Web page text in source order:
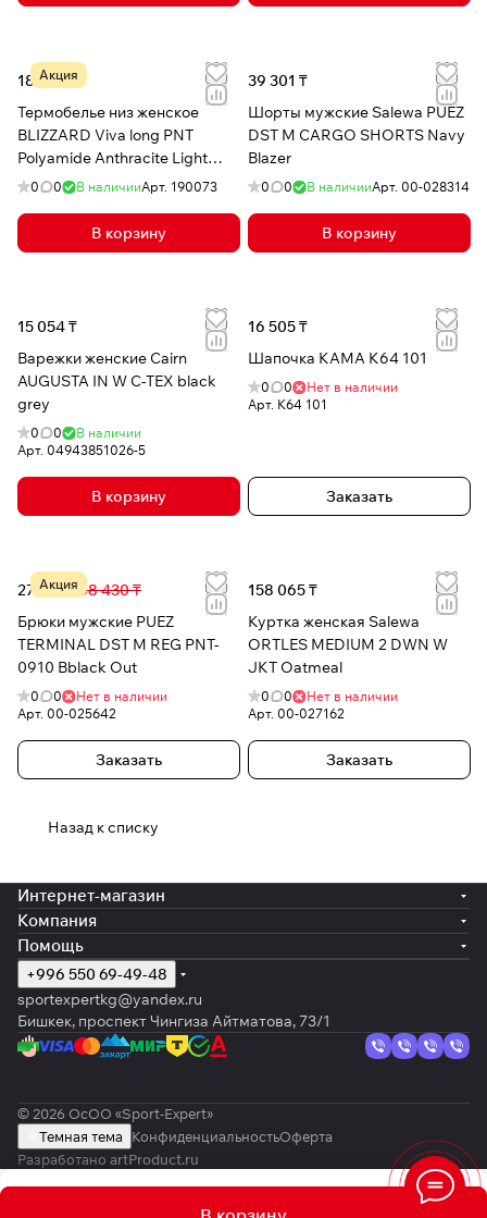
Акция
18 011 ₸
Термобелье низ женское
BLIZZARD Viva long PNT
Polyamide Anthracite Light
Blue
0 0 В наличииАрт. 190073
В корзину
39 301 ₸
Шорты мужские Salewa PUEZ
DST M CARGO SHORTS Navy
Blazer
0 0 В наличииАрт. 00-028314
В корзину
15 054 ₸
Варежки женские Cairn
AUGUSTA IN W C-TEX black
grey
0 0
В наличии
Арт. 04943851026-5
В корзину
16 505 ₸
Шапочка КАМА K64 101
0 0
Нет в наличии
Арт. K64 101
Заказать
Акция
27 296 ₸ 68 430 ₸
Брюки мужские PUEZ
TERMINAL DST M REG PNT-
0910 Bblack Out
0 0
Нет в наличии
Арт. 00-025642
Заказать
158 065 ₸
Куртка женская Salewa
ORTLES MEDIUM 2 DWN W
JKT Oatmeal
0 0
Нет в наличии
Арт. 00-027162
Заказать
Назад к списку
Интернет-магазин
Компания
Помощь
+996 550 69-49-48
sportexpertkg@yandex.ru
Бишкек, проспект Чингиза Айтматова, 73/1
© 2026 ОсОО «Sport-Expert»
Темная тема
КонфиденциальностьОферта
Разработано artProduct.ru